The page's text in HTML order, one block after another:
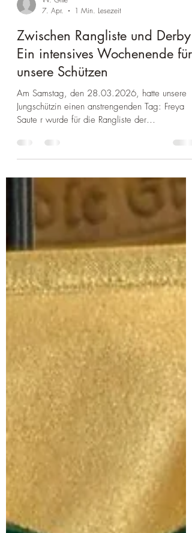
W. Gille
7. Apr.
1 Min. Lesezeit
Zwischen Rangliste und Derby:
Ein intensives Wochenende für
unsere Schützen
Am Samstag, den 28.03.2026, hatte unsere
Jungschützin einen anstrengenden Tag: Freya
Das bedeutet, sie durfte sich mit den Besten aus
Württemberg messen. Um 9:00 Uhr ging es
los mit dem ersten Wettkampf im
Dreistellungskampf, gefolgt vom zweiten
Wettkampf mit dem Luftgewehr um 14:00 Uhr.
Da Freya erst seit Kurzem die Disziplin
Dreistellung ausübt, sind wir sehr zufrieden,
dass sie sich so toll ge